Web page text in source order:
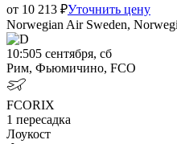
от 10 213 ₽Уточнить цену
Norwegian Air Sweden,
10:505 сентября, сб
Рим, Фьюмичино, FCO
FCORIX
1 пересадка
Лоукост